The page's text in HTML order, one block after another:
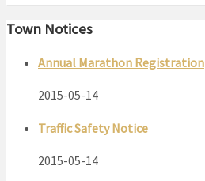
Town Notices
Annual Marathon Registration
2015-05-14
Traffic Safety Notice
2015-05-14